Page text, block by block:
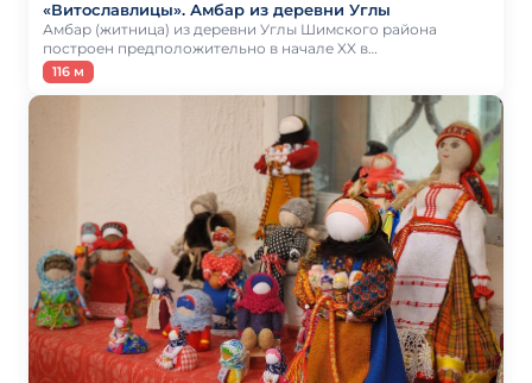
«Витославлицы». Амбар из деревни Углы
Амбар (житница) из деревни Углы Шимского района
построен предположительно в начале XX в…
116 м